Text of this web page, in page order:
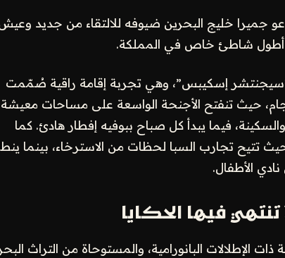
جميرا خليج البحرين ضيوفه للالتقاء من جديد
أطول شاطئ خاص في المملكة.
“سيجنتشر إسكيبس”، وهي تجربة إقامة راقية صُمّمت
حيث تنفتح الأجنحة الواسعة على مساحات معيشة
فيما يبدأ كل صباح ببوفيه إفطار هادئ. كما
تتيح تجارب السبا لحظات من الاسترخاء، بينما
الأطفال.
فيها الحكايا
الإطلالات البانورامية، والمستوحاة من التراث